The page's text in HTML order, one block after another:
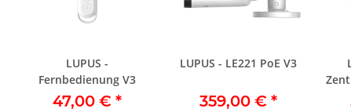
LUPUS -
Fernbedienung V3
47,00 € *
LUPUS - LE221 PoE V3
359,00 € *